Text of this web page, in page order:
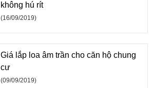
không hú rít
(16/09/2019)
Giá lắp loa âm trần cho căn hộ chung
cư
(09/09/2019)